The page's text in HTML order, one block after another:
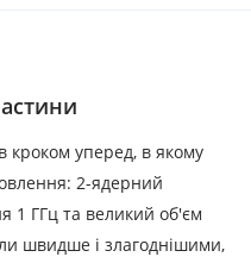
уперед, в якому
2-ядерний
1 ГГц та великий об'єм
швидше і злагоднішими,